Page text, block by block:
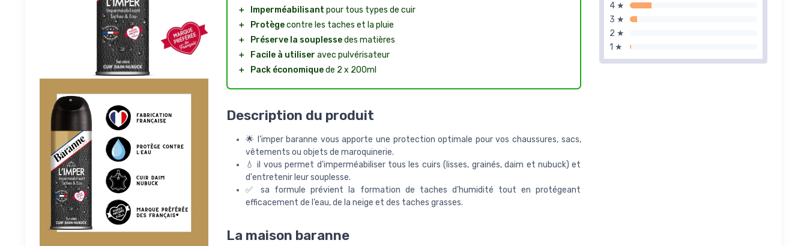
4 ★
3 ★
2 ★
1 ★
＋ Imperméabilisant pour tous types de cuir
＋
Protègecontre les taches et la pluie
＋
Préserve la souplessedes matières
＋
Facile à utiliser avec pulvérisateur
＋
Pack économiquede 2 x 200ml
Description du produit
🌟 l’imper baranne vous apporte une protection optimale pour vos chaussures, sacs,
vêtements ou objets de maroquinerie.
💧 il vous permet d'imperméabiliser tous les cuirs (lisses, grainés, daim et nubuck) et
d'entretenir leur souplesse.
✅ sa formule prévient la formation de taches d’humidité tout en protégeant
efficacement de l’eau, de la neige et des taches grasses.
La maison baranne